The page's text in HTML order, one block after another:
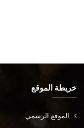
خريطة الموقع
الموقع الرسمي